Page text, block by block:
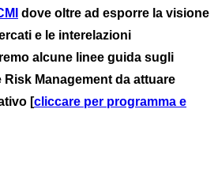
dove oltre ad esporre la visione
e le interelazioni
alcune linee guida sugli
Management da attuare
[cliccare per programma e